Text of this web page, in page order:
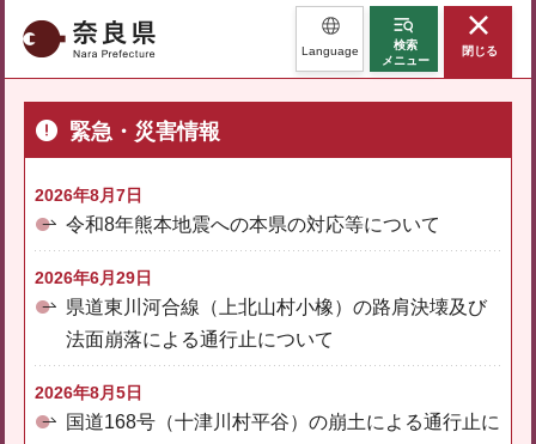
奈良県 Language
検索
メニュー
閉じる
緊急・災害情報
2026年8月7日
令和8年熊本地震への本県の対応等について
2026年6月29日
県道東川河合線（上北山村小橡）の路肩決壊及び
法面崩落による通行止について
2026年8月5日
国道168号（十津川村平谷）の崩土による通行止に